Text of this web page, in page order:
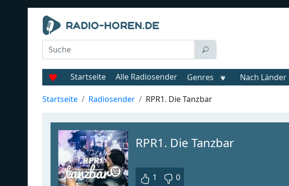
Startseite Alle Radiosender Genres Nach Länder
Startseite Radiosender RPR1. Die Tanzbar
RPR1. Die Tanzbar
1 0